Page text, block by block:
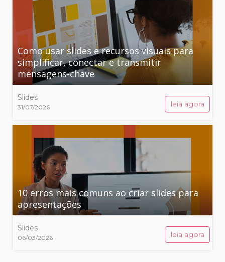
Como usar slides e recursos visuais para
simplificar, conectar e transmitir
mensagens-chave
Slides
31/07/2026 leia agora
10 erros mais comuns ao criar slides para
apresentações
Slides
06/03/2026 leia agora